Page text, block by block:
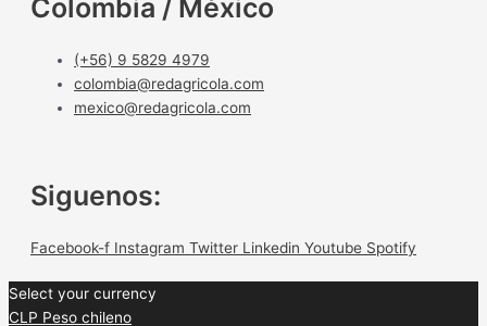
Colombia / México
(+56) 9 5829 4979
colombia@redagricola.com
mexico@redagricola.com
Siguenos:
Facebook-f Instagram Twitter Linkedin Youtube Spotify
Select your currency
CLP Peso chileno